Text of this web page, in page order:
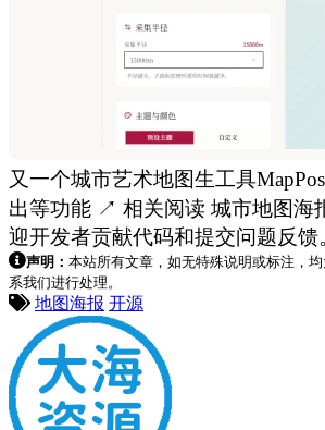
又一个城市艺术地图生工具
出等功能 ↗ 相关阅读 城市地图海
迎开发者贡献代码和提交问题反馈
声明： 本站所有文章，如无特殊说明或标注，
系我们进行处理。
地图海报 开源